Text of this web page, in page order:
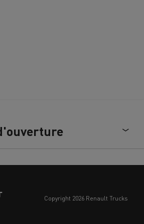
copyright 2026 Renault Trucks